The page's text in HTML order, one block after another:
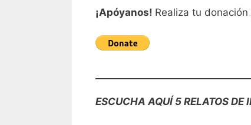
¡Apóyanos! Realiza tu
ESCUCHA AQUÍ 5 RELATOS DE